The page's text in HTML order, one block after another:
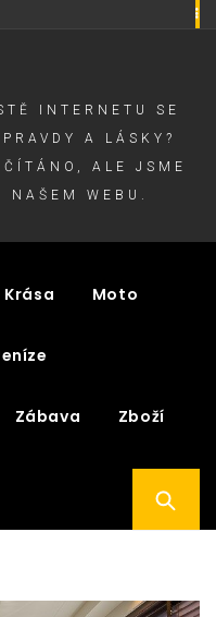
INTERNETU SE
A LÁSKY?
ALE JSME
NAŠEM WEBU.
Krása Moto
Zábava Zboží